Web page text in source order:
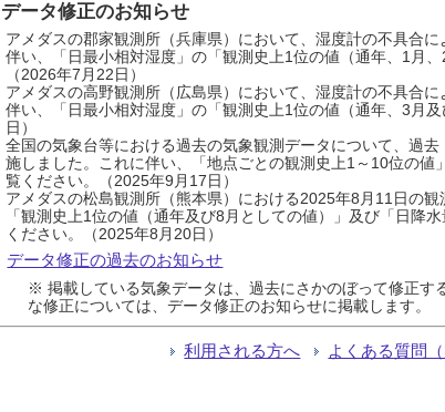
データ修正のお知らせ
アメダスの郡家観測所（兵庫県）において、湿度計の不具合
伴い、「日最小相対湿度」の「観測史上1位の値（通年、1月
（2026年7月22日）
アメダスの高野観測所（広島県）において、湿度計の不具合
伴い、「日最小相対湿度」の「観測史上1位の値（通年、3月
日）
全国の気象台等における過去の気象観測データについて、過
施しました。これに伴い、「地点ごとの観測史上1～10位の値
覧ください。（2025年9月17日）
アメダスの松島観測所（熊本県）における2025年8月11日の
「観測史上1位の値（通年及び8月としての値）」及び「日降
ください。（2025年8月20日）
データ修正の過去のお知らせ
※ 掲載している気象データは、過去にさかのぼって修正す
な修正については、データ修正のお知らせに掲載します。
利用される方へ よくある質問（